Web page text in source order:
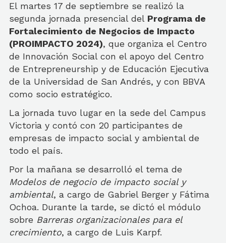
El martes 17 de septiembre se realizó la
segunda jornada presencial del Programa de
Fortalecimiento de Negocios de Impacto
(PROIMPACTO 2024), que organiza el Centro
de Innovación Social con el apoyo del Centro
de Entrepreneurship y de Educación Ejecutiva
de la Universidad de San Andrés, y con BBVA
como socio estratégico.
La jornada tuvo lugar en la sede del Campus
Victoria y contó con 20 participantes de
empresas de impacto social y ambiental de
todo el país.
Por la mañana se desarrolló el tema de
Modelos de negocio de impacto social y
ambiental, a cargo de Gabriel Berger y Fátima
Ochoa. Durante la tarde, se dictó el módulo
sobre Barreras organizacionales para el
crecimiento, a cargo de Luis Karpf.